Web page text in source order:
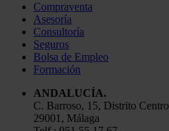
Compraventa
Asesoría
Consultoría
Seguros
Bolsa de Empleo
Formación
ANDALUCÍA.
C. Barroso, 15, Distrito Centro
29001, Málaga